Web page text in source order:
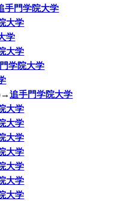
手門学院大学
大学
学
大学
学院大学
追手門学院大学
大学
大学
大学
大学
大学
大学
大学